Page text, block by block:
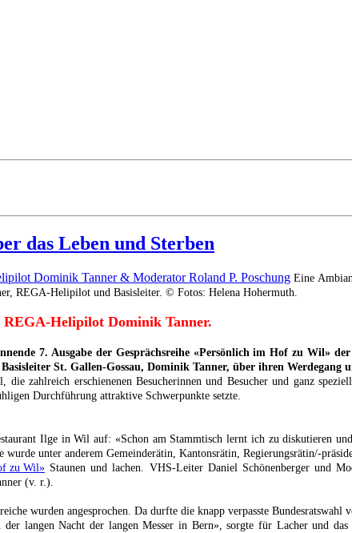
das Leben und Sterben
Eine
REGA-Helipilot und Basisleiter. © Fotos: Helena Hohermuth.
Helipilot Dominik Tanner.
7. Ausgabe der Gesprächsreihe «Persönlich im Hof zu Wil»
St. Gallen-Gossau, Dominik Tanner, über ihren Werdegang
die zahlreich erschienenen Besucherinnen und Besucher und ganz
Durchführung attraktive Schwerpunkte setzte.
Ilge in Wil auf: «Schon am Stammtisch lernt ich zu diskutieren
unter anderem Gemeinderätin, Kantonsrätin, Regierungsrätin/-
Staunen und lachen. VHS-Leiter Daniel Schönenberger und
(v. r.).
wurden angesprochen. Da durfte die knapp verpasste
langen Nacht der langen Messer in Bern», sorgte für Lacher und das